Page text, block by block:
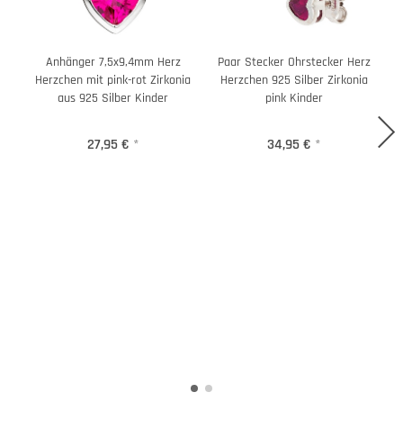
Anhänger 7,5x9,4mm Herz
Herzchen mit pink-rot Zirkonia
aus 925 Silber Kinder
27,95 € *
Paar Stecker Ohrstecker Herz
Herzchen 925 Silber Zirkonia
pink Kinder
34,95 € *